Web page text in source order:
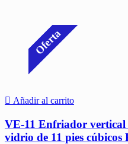
Oferta
Añadir al carrito
VE-11 Enfriador
vidrio de 11 pies